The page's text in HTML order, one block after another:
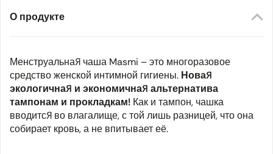
О продукте
Менструальная чаша Masmi – это многоразовое
средство женской интимной гигиены. Новая
экологичная и экономичная альтернатива
тампонам и прокладкам! Как и тампон, чашка
вводится во влагалище, с той лишь разницей, что она
собирает кровь, а не впитывает её.